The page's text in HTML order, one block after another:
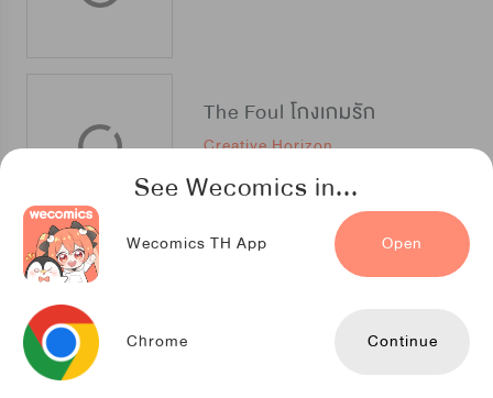
See Wecomics in...
Wecomics TH App Open
Chrome Continue
The Foul โกงเกมรัก
Creative Horizon
ครั้งหนึ่งในฤดูใบไม้ผลิ